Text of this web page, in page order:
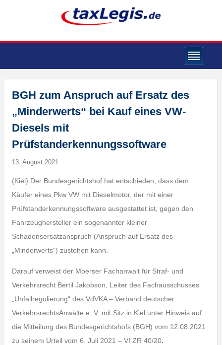
BGH zum Anspruch auf Ersatz des
„Minderwerts“ bei Kauf eines VW-
Diesels mit
Prüfstanderkennungssoftware
13. August 2021
(Kiel) Der Bundesgerichtshof hat entschieden, dass dem
Käufer eines Pkw VW mit Dieselmotor, der mit einer
Prüfstanderkennungssoftware ausgestattet ist, gegen den
Fahrzeughersteller ein sogenannter kleiner
Schadensersatzanspruch (Anspruch auf Ersatz des
„Minderwerts“) zustehen kann.
Darauf verweist der Moerser Fachanwalt für Straf- und
Verkehrsrecht Bertil Jakobson, Leiter des Fachausschusses
„Unfallregulierung“ des VdVKA – Verband deutscher
VerkehrsrechtsAnwälte e. V. mit Sitz in Kiel unter Hinweis auf
die Mitteilung des Bundesgerichtshofs (BGH) vom 12.08.2021
zu seinem Urteil vom 6. Juli 2021 – VI ZR 40/20.